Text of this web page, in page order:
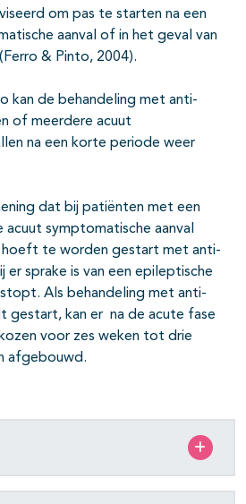
om pas te starten na een
aanval of in het geval van
& Pinto, 2004).
kan de behandeling met anti-
of meerdere acuut
na een korte periode weer
dat bij patiënten met een
symptomatische aanval
hoeft te worden gestart met anti-
er sprake is van een epileptische
Als behandeling met anti-
gestart, kan er na de acute fase
voor zes weken tot drie
afgebouwd.